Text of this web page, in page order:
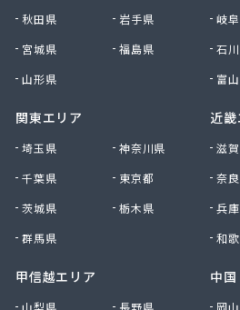
秋田県
岩手県
宮城県
福島県
山形県
関東エリア
埼玉県
神奈川県
千葉県
東京都
茨城県
栃木県
群馬県
甲信越エリア
岐
石
富
近畿
滋
奈
兵
和
中国